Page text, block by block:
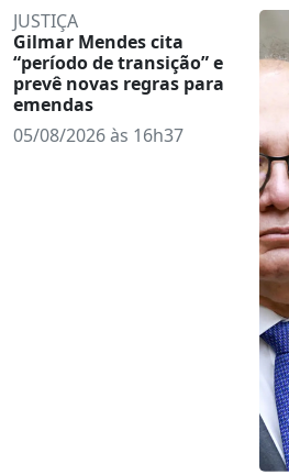
JUSTIÇA
Gilmar Mendes cita
“período de transição” e
prevê novas regras para
emendas
05/08/2026 às 16h37